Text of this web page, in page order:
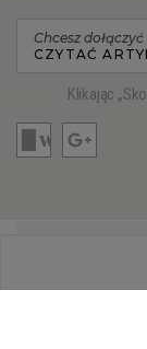
Chcesz
CZYTAĆ
Klikając